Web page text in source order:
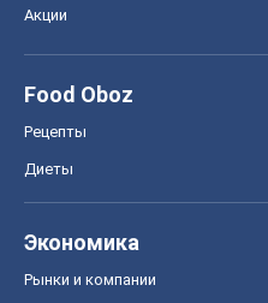
Акции
Food Oboz
Рецепты
Диеты
Экономика
Рынки и компании